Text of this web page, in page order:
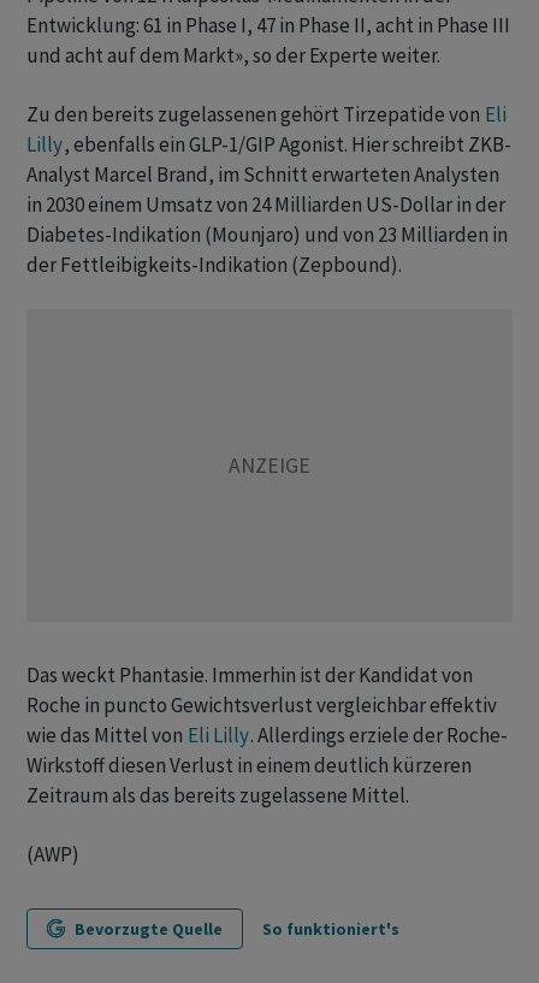
Entwicklung: 61 in Phase I, 47 in Phase II, acht in Phase III
und acht auf dem Markt», so der Experte weiter.
Zu den bereits zugelassenen gehört Tirzepatide von Eli
Lilly, ebenfalls ein GLP-1/GIP Agonist. Hier schreibt ZKB-
Analyst Marcel Brand, im Schnitt erwarteten Analysten
in 2030 einem Umsatz von 24 Milliarden US-Dollar in der
Diabetes-Indikation (Mounjaro) und von 23 Milliarden in
der Fettleibigkeits-Indikation (Zepbound).
Das weckt Phantasie. Immerhin ist der Kandidat von
Roche in puncto Gewichtsverlust vergleichbar effektiv
wie das Mittel von Eli Lilly. Allerdings erziele der Roche-
Wirkstoff diesen Verlust in einem deutlich kürzeren
Zeitraum als das bereits zugelassene Mittel.
(AWP)
Bevorzugte Quelle So funktioniert's